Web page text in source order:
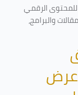
للمحتوى الرقمي
والبرامج،
عرض